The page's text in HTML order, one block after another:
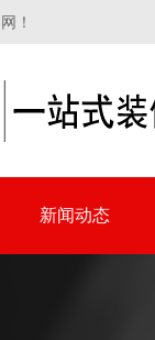
！
新闻动态